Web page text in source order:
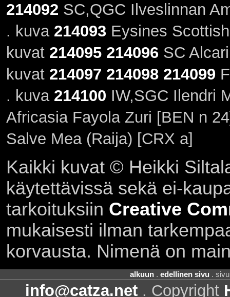
214092 SC,QGC Ilveslinnan
. kuva 214093Eysines
kuvat 214095 214096SC
kuvat 214097 214098 214099
. kuva 214100 IW,SGC Ilendri
Africasia Fayola Zuri [BEN n
Salve Mea (Raija) [CRX a]
Kaikki kuvat © Heikki
käytettävissä sekä ei-
tarkoituksiin Creative
mukaisesti ilman
korvausta. Nimenä on
alkuun . edellinen sivu .
info@catza.net . Copyright